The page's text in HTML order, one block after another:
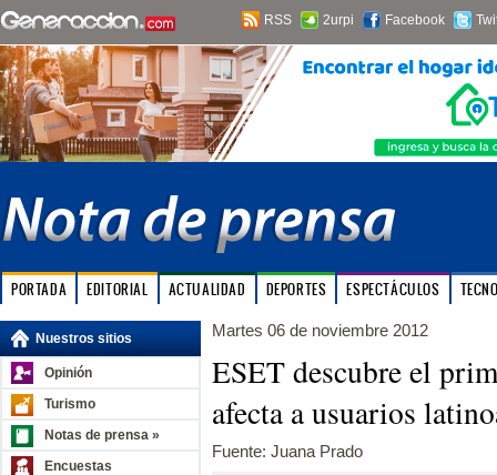
RSS 2urpi Facebook
PORTADA EDITORIAL ACTUALIDAD DEPORTES ESPECTÁCULOS
Nuestros sitios
Opinión
Turismo
Notas de prensa »
Encuestas
Martes 06 de noviembre 2012
ESET descubre el
afecta a usuarios
Fuente: Juana Prado